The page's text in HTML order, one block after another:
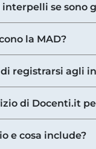
se sono
la MAD?
registrarsi agli
di Docenti.it
e cosa include?